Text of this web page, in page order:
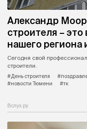
Александр
строителя – это
нашего региона
Сегодня свой
строители.
#День строителя
#новости Тюмени
#тк
Вслух.ру